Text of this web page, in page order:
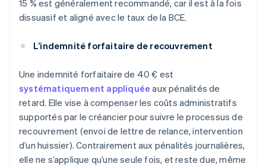
15 % est généralement recommandé, car il est à la fois
dissuasif et aligné avec le taux de la BCE.
L’indemnité forfaitaire de recouvrement
Une indemnité forfaitaire de 40 € est
systématiquement appliquée aux pénalités de
retard. Elle vise à compenser les coûts administratifs
supportés par le créancier pour suivre le processus de
recouvrement (envoi de lettre de relance, intervention
d’un huissier). Contrairement aux pénalités journalières,
elle ne s’applique qu’une seule fois, et reste due, même